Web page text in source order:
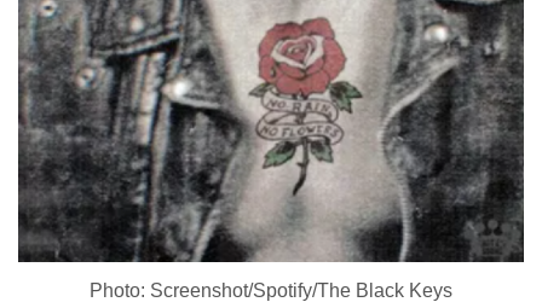
Photo: Screenshot/Spotify/The Black Keys